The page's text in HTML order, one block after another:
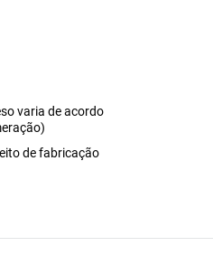
varia de acordo
de fabricação